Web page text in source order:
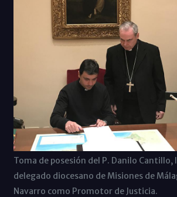
Toma de posesión del P. Danilo Cantillo,
delegado diocesano de Misiones de
Navarro como Promotor de Justicia.